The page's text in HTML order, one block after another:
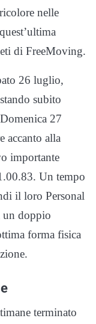
nelle
di FreeMoving.
26 luglio,
subito
27
accanto alla
importante
Un tempo
il loro Personal
un doppio
forma fisica
terminato